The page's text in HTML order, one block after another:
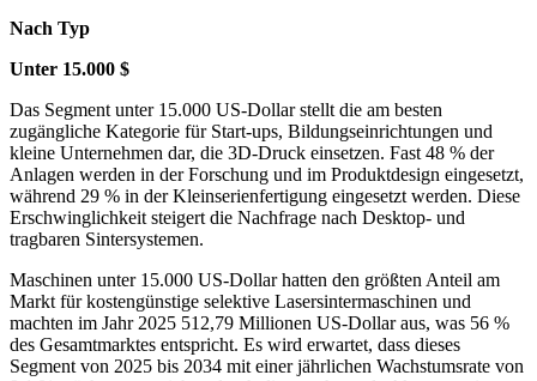
Nach Typ
Unter 15.000 $
Das Segment unter 15.000 US-Dollar stellt die am besten
zugängliche Kategorie für Start-ups, Bildungseinrichtungen und
kleine Unternehmen dar, die 3D-Druck einsetzen. Fast 48 % der
Anlagen werden in der Forschung und im Produktdesign eingesetzt,
während 29 % in der Kleinserienfertigung eingesetzt werden. Diese
Erschwinglichkeit steigert die Nachfrage nach Desktop- und
tragbaren Sintersystemen.
Maschinen unter 15.000 US-Dollar hatten den größten Anteil am
Markt für kostengünstige selektive Lasersintermaschinen und
machten im Jahr 2025 512,79 Millionen US-Dollar aus, was 56 %
des Gesamtmarktes entspricht. Es wird erwartet, dass dieses
Segment von 2025 bis 2034 mit einer jährlichen Wachstumsrate von